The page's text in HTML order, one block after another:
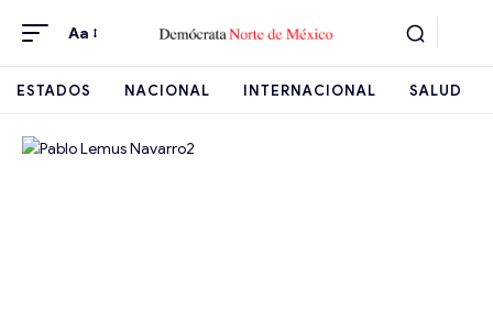
Aa
ESTADOS NACIONAL INTERNACIONAL SALUD